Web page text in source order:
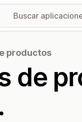
productos
de